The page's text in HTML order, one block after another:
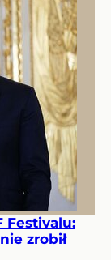
Festivalu:
zrobił